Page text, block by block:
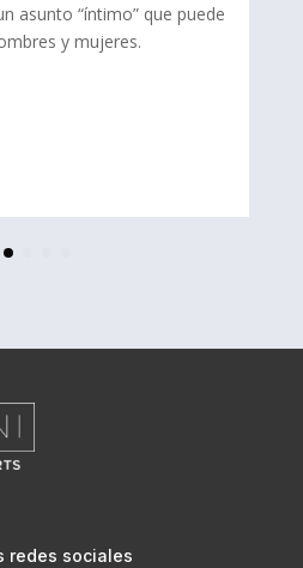
asunto “íntimo” que puede
y mujeres.
redes sociales